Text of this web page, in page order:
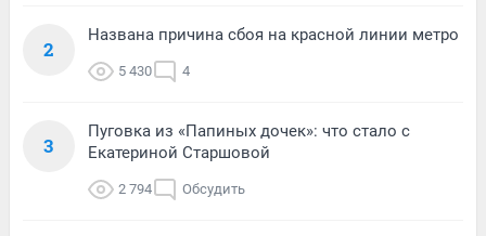
2
Названа причина сбоя на красной линии метро
5 430 4
3
Пуговка из «Папиных дочек»: что стало с
Екатериной Старшовой
2 794 Обсудить